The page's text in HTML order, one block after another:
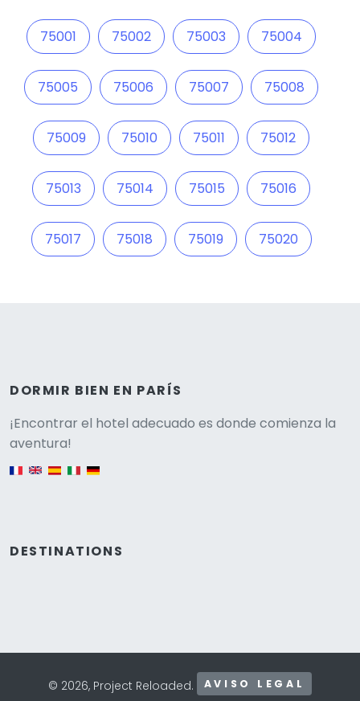
75001 75002 75003 75004
75005 75006 75007 75008
75009 75010 75011 75012
75013 75014 75015 75016
75017 75018 75019 75020
DORMIR BIEN EN PARÍS
¡Encontrar el hotel adecuado es donde comienza la
aventura!
DESTINATIONS
© 2026, Project Reloaded. AVISO LEGAL